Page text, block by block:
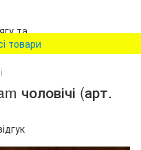
товари
чоловічі (арт.